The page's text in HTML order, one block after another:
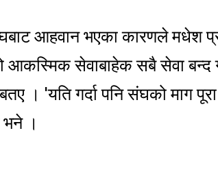
आहवान भएका कारणले मधेश
आकस्मिक सेवाबाहेक सबै सेवा बन्द
। 'यति गर्दा पनि संघको माग
भने ।